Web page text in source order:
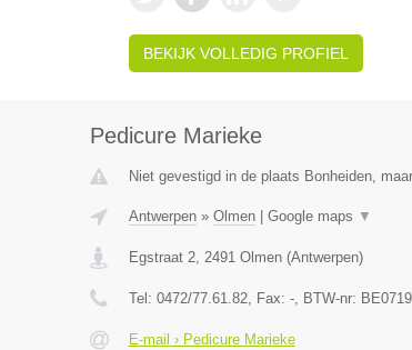
BEKIJK VOLLEDIG PROFIEL
Pedicure Marieke
Niet gevestigd in de plaats Bonheiden,
Antwerpen» Olmen| Google maps ▼
Egstraat 2, 2491 Olmen(Antwerpen)
Tel: 0472/77.61.82, Fax: -, BTW-nr:
E-mail › Pedicure Marieke